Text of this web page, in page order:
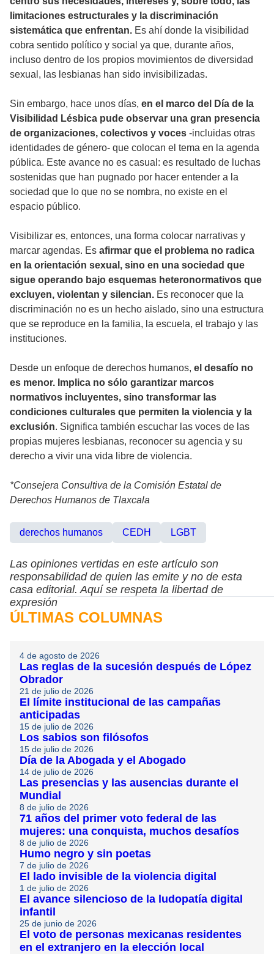
limitaciones estructurales y la discriminación
sistemática que enfrentan. Es ahí donde la visibilidad
cobra sentido político y social ya que, durante años,
incluso dentro de los propios movimientos de diversidad
sexual, las lesbianas han sido invisibilizadas.
Sin embargo, hace unos días, en el marco del Día de la
Visibilidad Lésbica pude observar una gran presencia
de organizaciones, colectivos y voces -incluidas otras
identidades de género- que colocan el tema en la agenda
pública. Este avance no es casual: es resultado de luchas
sostenidas que han pugnado por hacer entender a la
sociedad que lo que no se nombra, no existe en el
espacio público.
Visibilizar es, entonces, una forma colocar narrativas y
marcar agendas. Es afirmar que el problema no radica
en la orientación sexual, sino en una sociedad que
sigue operando bajo esquemas heteronormativos que
excluyen, violentan y silencian. Es reconocer que la
discriminación no es un hecho aislado, sino una estructura
que se reproduce en la familia, la escuela, el trabajo y las
instituciones.
Desde un enfoque de derechos humanos, el desafío no
es menor. Implica no sólo garantizar marcos
normativos incluyentes, sino transformar las
condiciones culturales que permiten la violencia y la
exclusión. Significa también escuchar las voces de las
propias mujeres lesbianas, reconocer su agencia y su
derecho a vivir una vida libre de violencia.
*Consejera Consultiva de la Comisión Estatal de
Derechos Humanos de Tlaxcala
derechos humanos CEDH LGBT
Las opiniones vertidas en este artículo son
responsabilidad de quien las emite y no de esta
casa editorial. Aquí se respeta la libertad de
expresión
ÚLTIMAS COLUMNAS
4 de agosto de 2026
Las reglas de la sucesión después de López
Obrador
21 de julio de 2026
El límite institucional de las campañas
anticipadas
15 de julio de 2026
Los sabios son filósofos
15 de julio de 2026
Día de la Abogada y el Abogado
14 de julio de 2026
Las presencias y las ausencias durante el
Mundial
8 de julio de 2026
71 años del primer voto federal de las
mujeres: una conquista, muchos desafíos
8 de julio de 2026
Humo negro y sin poetas
7 de julio de 2026
El lado invisible de la violencia digital
1 de julio de 2026
El avance silencioso de la ludopatía digital
infantil
25 de junio de 2026
El voto de personas mexicanas residentes
en el extranjero en la elección local